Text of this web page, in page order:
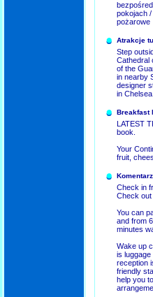
pokojach /
pożarowe
Atrakcje
Step
Cathedral
of the
in nearby
designer
in
Breakfast
LATEST
book.
Your
fruit,
Check in
Check out
You can
and from
minutes
Wake up
is
reception
friendly
help you